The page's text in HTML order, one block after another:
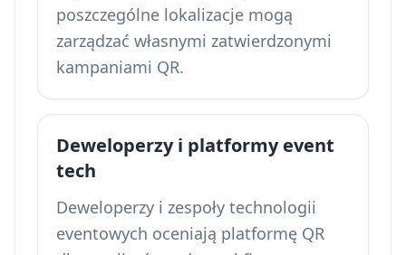
poszczególne lokalizacje mogą
zarządzać własnymi zatwierdzonymi
kampaniami QR.
Deweloperzy i platformy event
tech
Deweloperzy i zespoły technologii
eventowych oceniają platformę QR